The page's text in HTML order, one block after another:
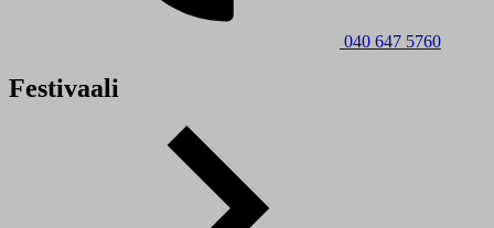
040 647 5760
Festivaali